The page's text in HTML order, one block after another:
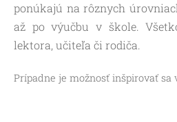
ponúkajú na rôznych
až po výučbu v škole.
lektora, učiteľa či rodiča.
Prípadne je možnosť inšpirovať sa